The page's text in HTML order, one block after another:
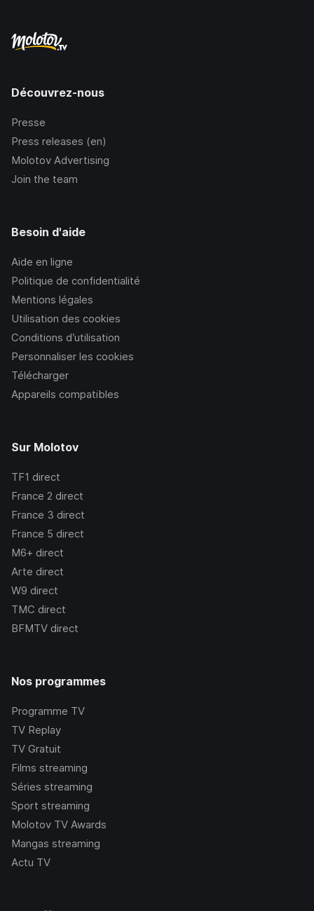
Découvrez-nous
Presse
Press releases (en)
Molotov Advertising
Join the team
Besoin d'aide
Aide en ligne
Politique de confidentialité
Mentions légales
Utilisation des cookies
Conditions d’utilisation
Personnaliser les cookies
Télécharger
Appareils compatibles
Sur Molotov
TF1 direct
France 2 direct
France 3 direct
France 5 direct
M6+ direct
Arte direct
W9 direct
TMC direct
BFMTV direct
Nos programmes
Programme TV
TV Replay
TV Gratuit
Films streaming
Séries streaming
Sport streaming
Molotov TV Awards
Mangas streaming
Actu TV